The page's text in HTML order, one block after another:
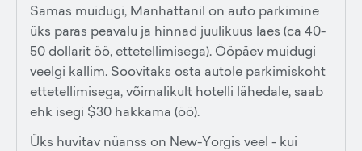
Samas muidugi, Manhattanil on auto parkimine
üks paras peavalu ja hinnad juulikuus laes (ca 40-
50 dollarit öö, ettetellimisega). Ööpäev muidugi
veelgi kallim. Soovitaks osta autole parkimiskoht
ettetellimisega, võimalikult hotelli lähedale, saab
ehk isegi $30 hakkama (öö).
Üks huvitav nüanss on New-Yorgis veel - kui